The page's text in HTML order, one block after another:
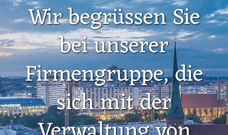
Wir begrüssen Sie
bei unserer
Firmengruppe, die
sich mit der